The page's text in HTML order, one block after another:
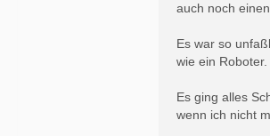
auch noch
Es war so
wie ein
Es ging alles
wenn ich nicht